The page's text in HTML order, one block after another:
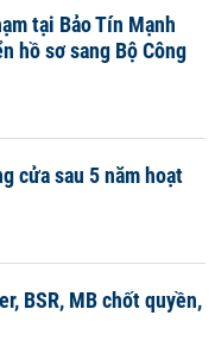
tại Bảo Tín Mạnh
hồ sơ sang Bộ Công
cửa sau 5 năm hoạt
BSR, MB chốt quyền,